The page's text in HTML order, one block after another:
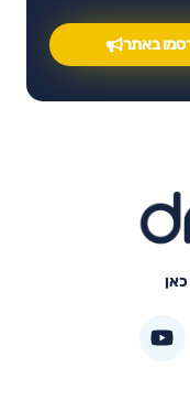
באתר